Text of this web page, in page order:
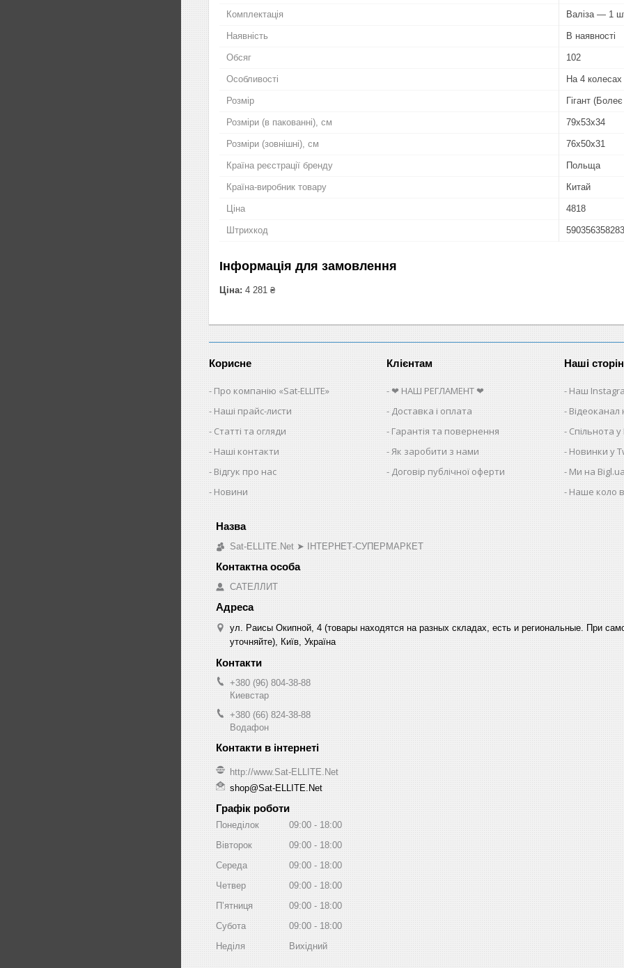
Комплектація Валіза — 1
Наявність В наявності
Обсяг 102
Особливості На 4
Розмір Гігант
Розміри (в пакованні), см 79x53x34
Розміри (зовнішні), см 76x50x31
Країна реєстрації бренду Польща
Країна-виробник товару Китай
Ціна 4818
Штрихкод
Інформація для замовлення
Ціна: 4 281 ₴
Корисне
Про компанію «Sat-ELLITE»
Наші прайс-листи
Статті та огляди
Наші контакти
Відгук про нас
Новини
Клієнтам
❤ НАШ РЕГЛАМЕНТ ❤
Доставка і оплата
Гарантія та повернення
Як заробити з нами
Договір публічної оферти
Наші
Наш
Спільнота
Новинки у
Ми на Bigl.ua
Наше коло
Sat-ELLITE.Net ➤ ІНТЕРНЕТ-СУПЕРМАРКЕТ
САТЕЛЛИТ
ул. Раисы Окипной, 4 (товары находятся на разных складах, есть и региональные. При
уточняйте), Київ, Україна
+380 (96) 804-38-88
Киевстар
+380 (66) 824-38-88
Водафон
http://www.Sat-ELLITE.Net
shop@Sat-ELLITE.Net
Графік роботи
Понеділок 09:00
18:00
Вівторок
09:00
18:00
Середа
09:00
18:00
Четвер
09:00
18:00
Пʼятниця
09:00
18:00
Субота
09:00
18:00
Неділя
Вихідний